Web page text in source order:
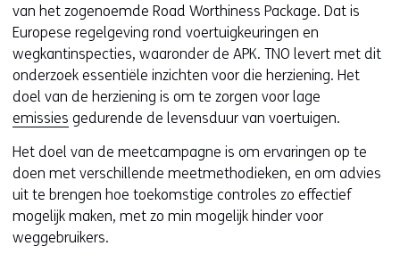
van het zogenoemde Road Worthiness Package. Dat is
Europese regelgeving rond voertuigkeuringen en
wegkantinspecties, waaronder de APK. TNO levert met dit
onderzoek essentiële inzichten voor die herziening. Het
doel van de herziening is om te zorgen voor lage
emissies gedurende de levensduur van voertuigen.
Het doel van de meetcampagne is om ervaringen op te
doen met verschillende meetmethodieken, en om advies
uit te brengen hoe toekomstige controles zo effectief
mogelijk maken, met zo min mogelijk hinder voor
weggebruikers.